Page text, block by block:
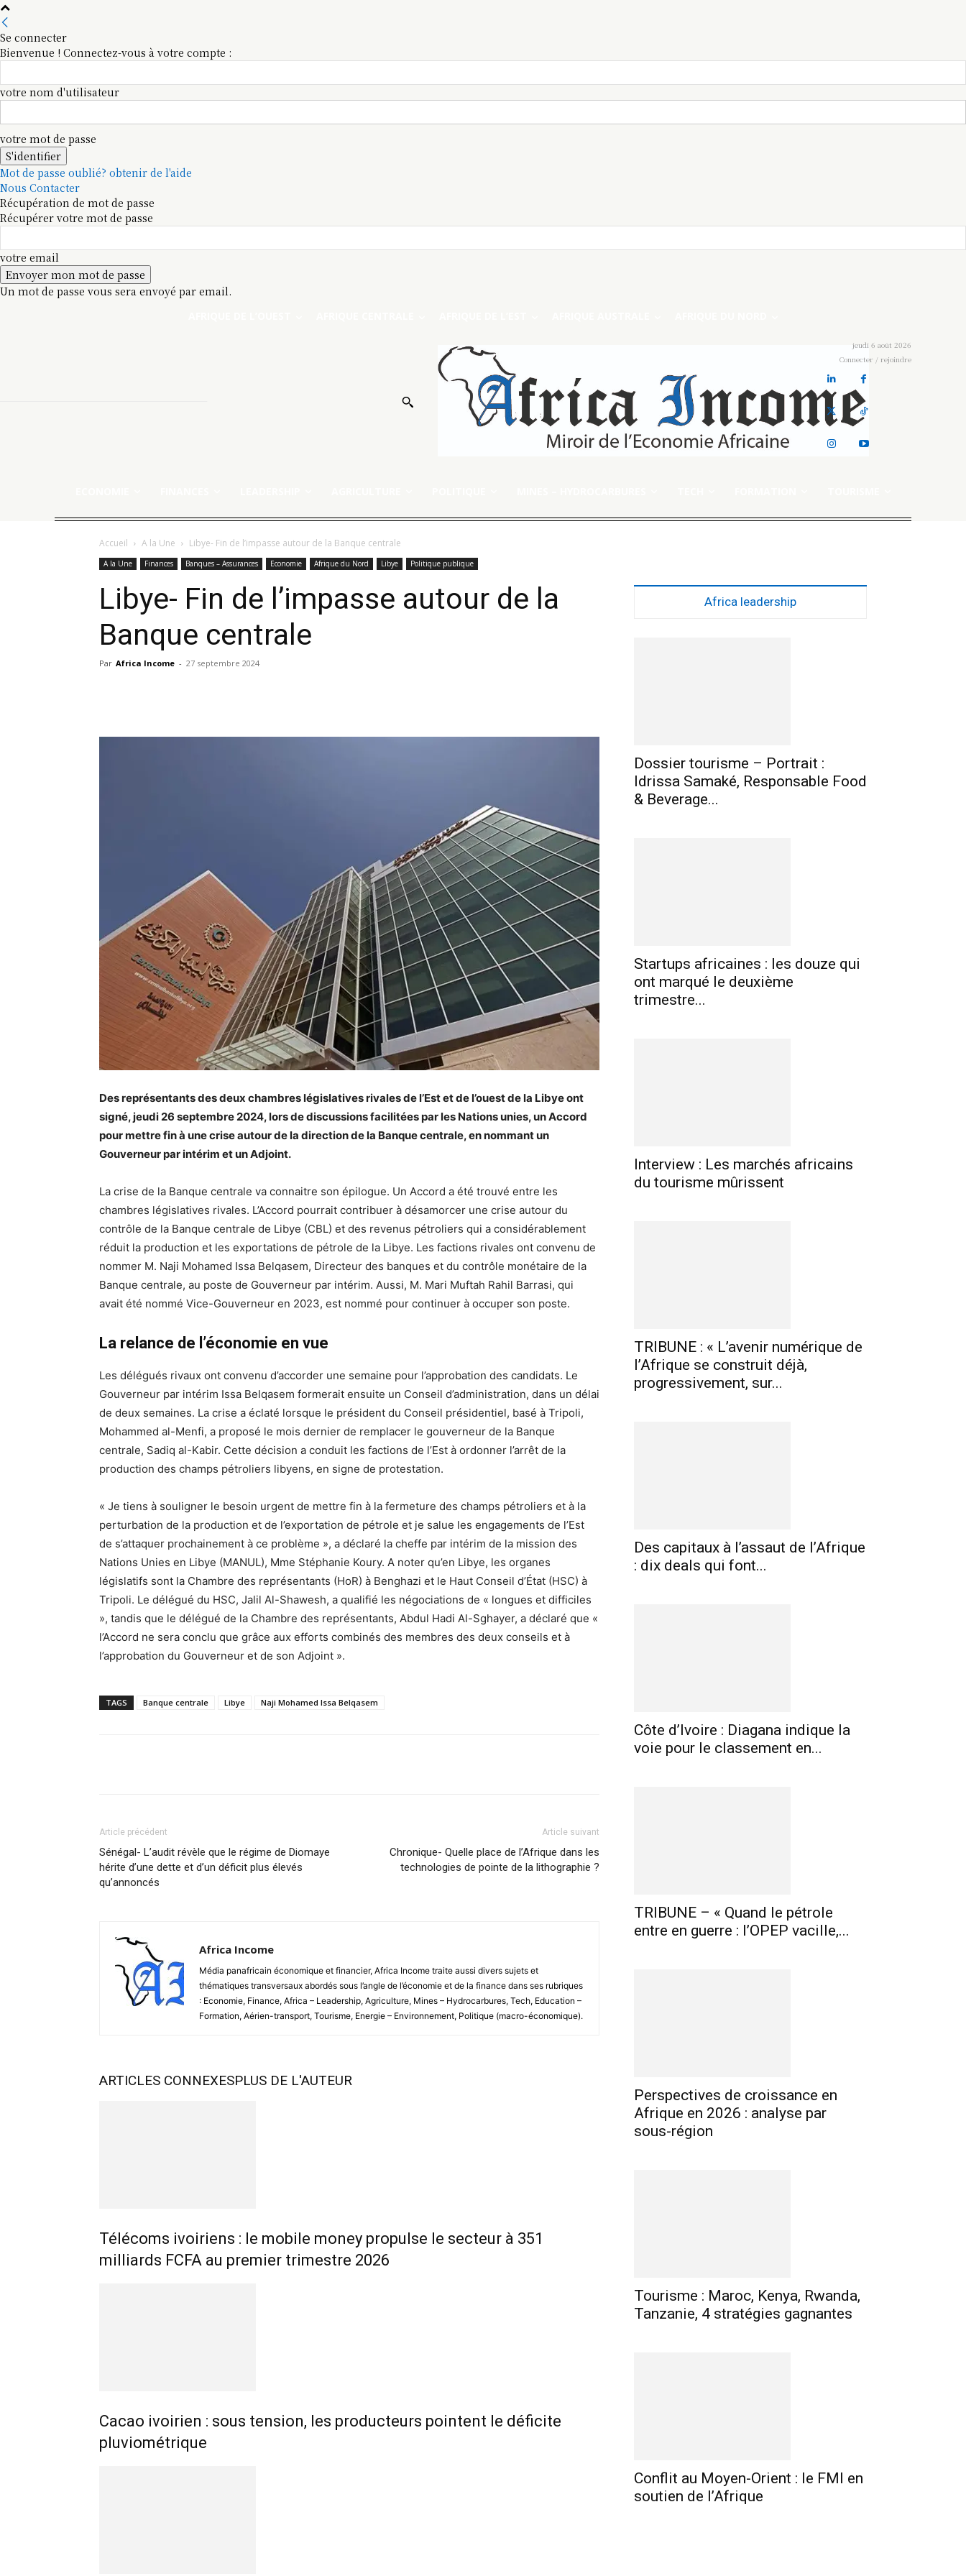
Se connecter
Bienvenue ! Connectez-vous à votre compte :
votre nom d'utilisateur
votre mot de passe
Mot de passe oublié? obtenir de l'aide
Nous Contacter
Récupération de mot de passe
Récupérer votre mot de passe
votre email
Un mot de passe vous sera envoyé par email.
jeudi 6 août 2026
Connecter / rejoindre
Accueil A la Une Libye- Fin de l’impasse autour de la Banque centrale
A la Une Finances Banques – Assurances Economie Afrique du Nord Libye Politique publique
Libye- Fin de l’impasse autour de la
Banque centrale
Par Africa Income - 27 septembre 2024
Des représentants des deux chambres législatives rivales de l’Est et de l’ouest de la Libye ont
signé, jeudi 26 septembre 2024, lors de discussions facilitées par les Nations unies, un Accord
pour mettre fin à une crise autour de la direction de la Banque centrale, en nommant un
Gouverneur par intérim et un Adjoint.
La crise de la Banque centrale va connaitre son épilogue. Un Accord a été trouvé entre les
chambres législatives rivales. L’Accord pourrait contribuer à désamorcer une crise autour du
contrôle de la Banque centrale de Libye (CBL) et des revenus pétroliers qui a considérablement
réduit la production et les exportations de pétrole de la Libye. Les factions rivales ont convenu de
nommer M. Naji Mohamed Issa Belqasem, Directeur des banques et du contrôle monétaire de la
Banque centrale, au poste de Gouverneur par intérim. Aussi, M. Mari Muftah Rahil Barrasi, qui
avait été nommé Vice-Gouverneur en 2023, est nommé pour continuer à occuper son poste.
La relance de l’économie en vue
Les délégués rivaux ont convenu d’accorder une semaine pour l’approbation des candidats. Le
Gouverneur par intérim Issa Belqasem formerait ensuite un Conseil d’administration, dans un délai
de deux semaines. La crise a éclaté lorsque le président du Conseil présidentiel, basé à Tripoli,
Mohammed al-Menfi, a proposé le mois dernier de remplacer le gouverneur de la Banque
centrale, Sadiq al-Kabir. Cette décision a conduit les factions de l’Est à ordonner l’arrêt de la
production des champs pétroliers libyens, en signe de protestation.
« Je tiens à souligner le besoin urgent de mettre fin à la fermeture des champs pétroliers et à la
perturbation de la production et de l’exportation de pétrole et je salue les engagements de l’Est
de s’attaquer prochainement à ce problème », a déclaré la cheffe par intérim de la mission des
Nations Unies en Libye (MANUL), Mme Stéphanie Koury. A noter qu’en Libye, les organes
législatifs sont la Chambre des représentants (HoR) à Benghazi et le Haut Conseil d’État (HSC) à
Tripoli. Le délégué du HSC, Jalil Al-Shawesh, a qualifié les négociations de « longues et difficiles
», tandis que le délégué de la Chambre des représentants, Abdul Hadi Al-Sghayer, a déclaré que «
l’Accord ne sera conclu que grâce aux efforts combinés des membres des deux conseils et à
l’approbation du Gouverneur et de son Adjoint ».
TAGS Banque centrale Libye Naji Mohamed Issa Belqasem
Article précédent
Sénégal- L’audit révèle que le régime de Diomaye
hérite d’une dette et d’un déficit plus élevés
qu’annoncés
Article suivant
Chronique- Quelle place de l’Afrique dans les
technologies de pointe de la lithographie ?
Africa Income
Média panafricain économique et financier, Africa Income traite aussi divers sujets et
thématiques transversaux abordés sous l’angle de l’économie et de la finance dans ses rubriques
: Economie, Finance, Africa – Leadership, Agriculture, Mines – Hydrocarbures, Tech, Education –
Formation, Aérien-transport, Tourisme, Energie – Environnement, Politique (macro-économique).
ARTICLES CONNEXESPLUS DE L'AUTEUR
Télécoms ivoiriens : le mobile money propulse le secteur à 351
milliards FCFA au premier trimestre 2026
Cacao ivoirien : sous tension, les producteurs pointent le déficite
pluviométrique
Africa leadership
Dossier tourisme – Portrait :
Idrissa Samaké, Responsable Food
& Beverage...
Startups africaines : les douze qui
ont marqué le deuxième
trimestre...
Interview : Les marchés africains
du tourisme mûrissent
TRIBUNE : « L’avenir numérique de
l’Afrique se construit déjà,
progressivement, sur...
Des capitaux à l’assaut de l’Afrique
: dix deals qui font...
Côte d’Ivoire : Diagana indique la
voie pour le classement en...
TRIBUNE – « Quand le pétrole
entre en guerre : l’OPEP vacille,...
Perspectives de croissance en
Afrique en 2026 : analyse par
sous-région
Tourisme : Maroc, Kenya, Rwanda,
Tanzanie, 4 stratégies gagnantes
Conflit au Moyen-Orient : le FMI en
soutien de l’Afrique